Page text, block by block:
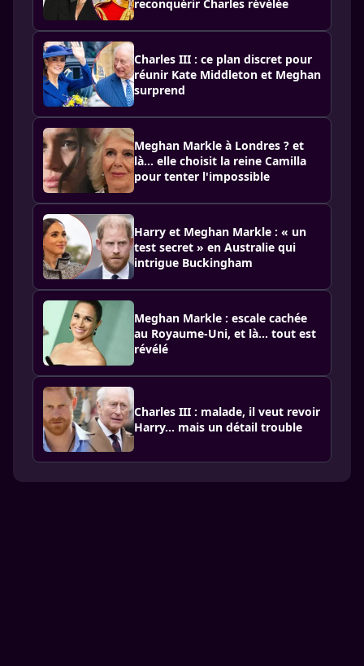
reconquérir Charles révélée
Charles III : ce plan discret pour
réunir Kate Middleton et Meghan
surprend
Meghan Markle à Londres ? et
là… elle choisit la reine Camilla
pour tenter l'impossible
Harry et Meghan Markle : « un
test secret » en Australie qui
intrigue Buckingham
Meghan Markle : escale cachée
au Royaume-Uni, et là… tout est
révélé
Charles III : malade, il veut revoir
Harry… mais un détail trouble